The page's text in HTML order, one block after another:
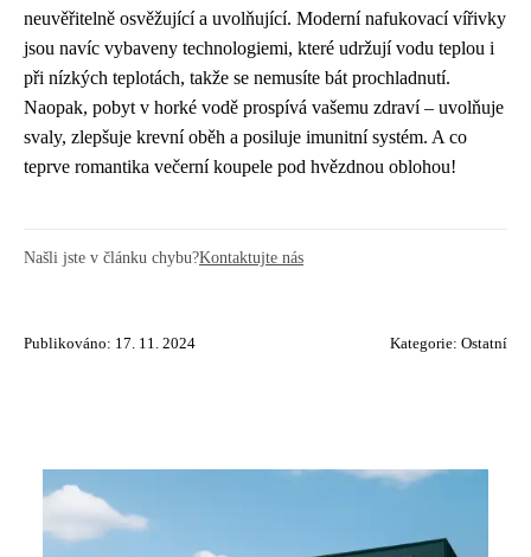
neuvěřitelně osvěžující a uvolňující. Moderní nafukovací vířivky
jsou navíc vybaveny technologiemi, které udržují vodu teplou i
při nízkých teplotách, takže se nemusíte bát prochladnutí.
Naopak, pobyt v horké vodě prospívá vašemu zdraví – uvolňuje
svaly, zlepšuje krevní oběh a posiluje imunitní systém. A co
teprve romantika večerní koupele pod hvězdnou oblohou!
Našli jste v článku chybu?Kontaktujte nás
Publikováno: 17. 11. 2024 Kategorie: Ostatní